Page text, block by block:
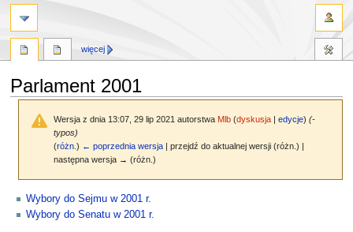
Parlament 2001
Wersja z dnia 13:07, 29 lip 2021 autorstwa Mlb (dyskusja |edycje) (-
typos)
(różn.) ← poprzednia wersja | przejdź do aktualnej wersji (różn.) |
następna wersja → (różn.)
Przejdź
do
Przejdź
do
Wybory do Sejmu w 2001 r.
Wybory do Senatu w 2001 r.
więcej